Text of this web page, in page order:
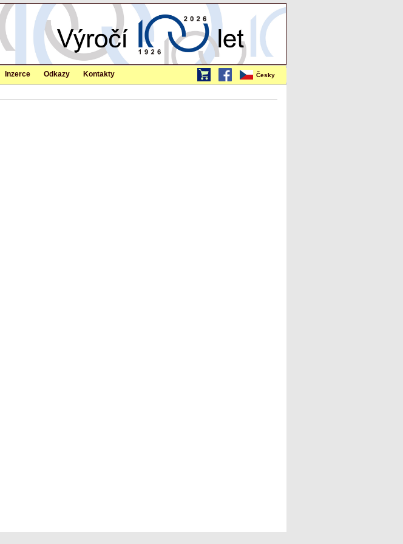
Česky
Inzerce Odkazy Kontakty